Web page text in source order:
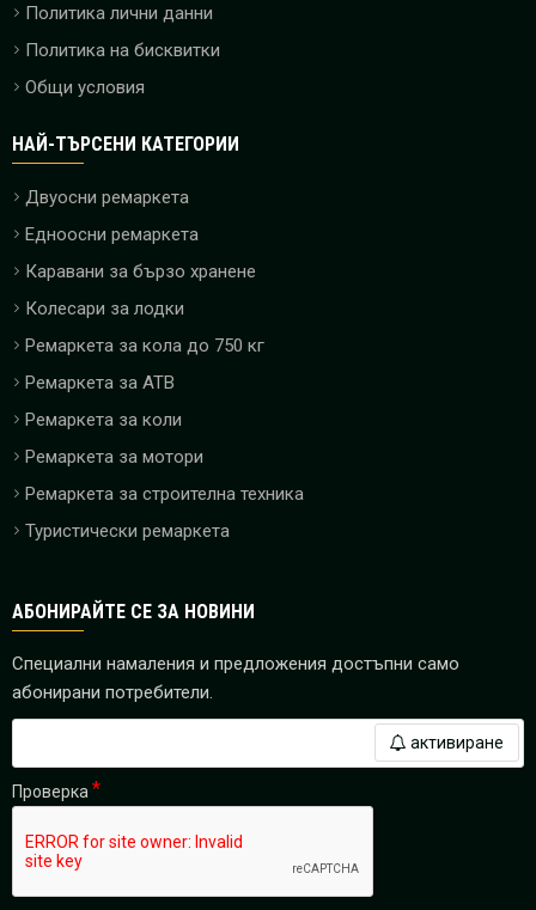
Политика лични данни
Политика на бисквитки
Общи условия
НАЙ-ТЪРСЕНИ КАТЕГОРИИ
Двуосни ремаркета
Едноосни ремаркета
Каравани за бързо хранене
Колесари за лодки
Ремаркета за кола до 750 кг
Ремаркета за ATB
Ремаркета за коли
Ремаркета за мотори
Ремаркета за строителна техника
Туристически ремаркета
АБОНИРАЙТЕ СЕ ЗА НОВИНИ
Специални намаления и предложения достъпни само
абонирани потребители.
активиране
Проверка